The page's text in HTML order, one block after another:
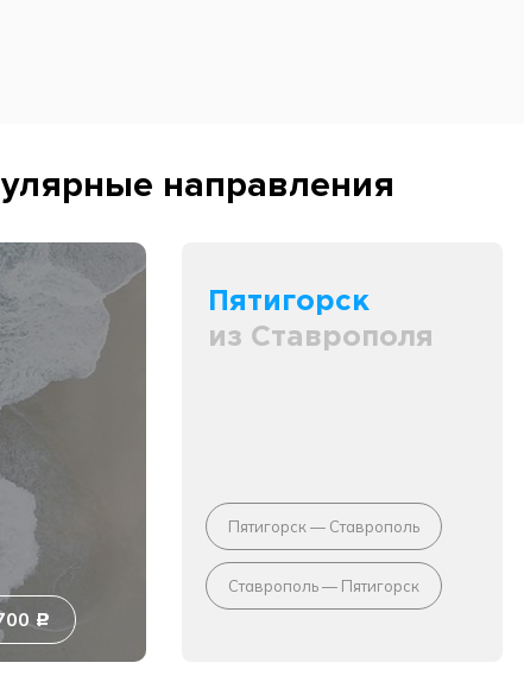
направления
c
Пятигорск
из Ставрополя
Пятигорск — Ставрополь
Ставрополь — Пятигорск